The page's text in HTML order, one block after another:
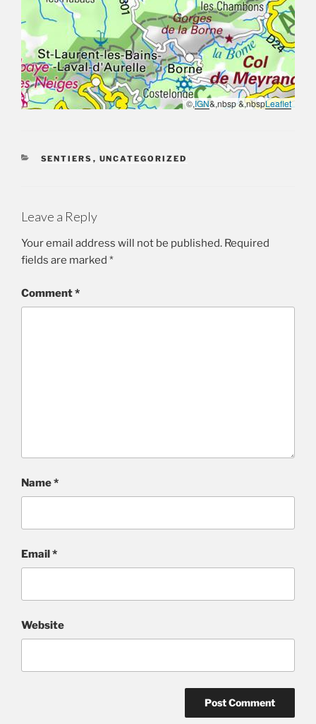
©,IGN&,nbsp &,nbspLeaflet
CATÉGORIES
SENTIERS , UNCATEGORIZED
Leave a Reply
Your email address will not be published. Required
fields are marked *
Comment*
Name*
Email*
Website